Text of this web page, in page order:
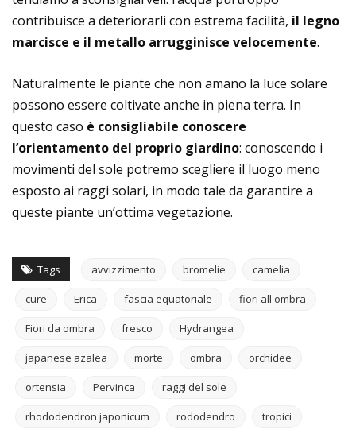
contribuisce a deteriorarli con estrema facilità, il legno
marcisce e il metallo arrugginisce velocemente.
Naturalmente le piante che non amano la luce solare
possono essere coltivate anche in piena terra. In
questo caso è consigliabile conoscere
l’orientamento del proprio giardino: conoscendo i
movimenti del sole potremo scegliere il luogo meno
esposto ai raggi solari, in modo tale da garantire a
queste piante un’ottima vegetazione.
Tags avvizzimento bromelie camelia
cure Erica fascia equatoriale fiori all'ombra
Fiori da ombra fresco Hydrangea
japanese azalea morte ombra orchidee
ortensia Pervinca raggi del sole
rhododendron japonicum rododendro tropici